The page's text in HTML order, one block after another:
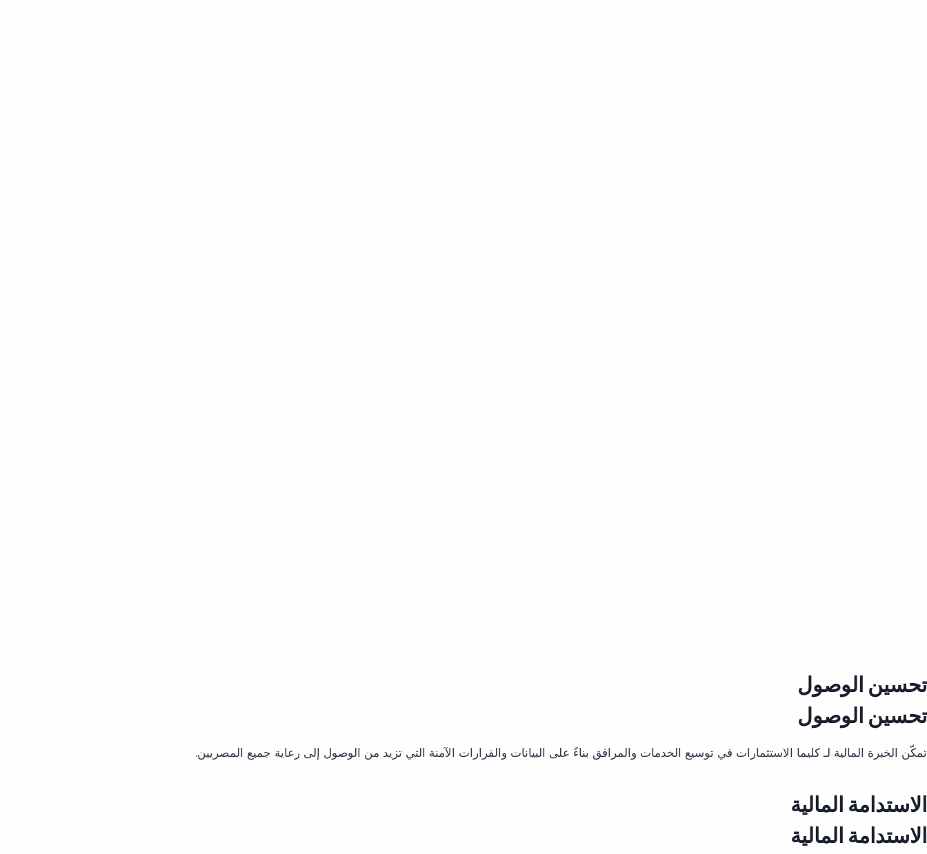
تحسين الوصول
تحسين الوصول
تمكّن الخبرة المالية لـ كليما الاستثمارات في توسيع الخدمات والمرافق بناءً على البيانات والقرارات الآمنة التي تزيد من الوصول إلى رعاية جميع المصريين.
الاستدامة المالية
الاستدامة المالية